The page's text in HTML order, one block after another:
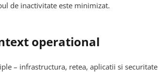
de inactivitate este minimizat.
operational
– infrastructura, retea, aplicatii si